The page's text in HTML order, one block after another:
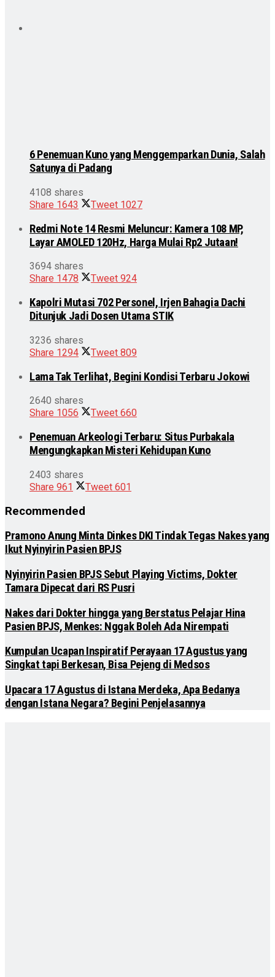
6 Penemuan Kuno yang Menggemparkan Dunia, Salah
Satunya di Padang
4108 shares
Share 1643 Tweet 1027
Redmi Note 14 Resmi Meluncur: Kamera 108 MP,
Layar AMOLED 120Hz, Harga Mulai Rp2 Jutaan!
3694 shares
Share 1478 Tweet 924
Kapolri Mutasi 702 Personel, Irjen Bahagia Dachi
Ditunjuk Jadi Dosen Utama STIK
3236 shares
Share 1294 Tweet 809
Lama Tak Terlihat, Begini Kondisi Terbaru Jokowi
2640 shares
Share 1056 Tweet 660
Penemuan Arkeologi Terbaru: Situs Purbakala
Mengungkapkan Misteri Kehidupan Kuno
2403 shares
Share 961 Tweet 601
Recommended
Pramono Anung Minta Dinkes DKI Tindak Tegas Nakes yang
Ikut Nyinyirin Pasien BPJS
Nyinyirin Pasien BPJS Sebut Playing Victims, Dokter
Tamara Dipecat dari RS Pusri
Nakes dari Dokter hingga yang Berstatus Pelajar Hina
Pasien BPJS, Menkes: Nggak Boleh Ada Nirempati
Kumpulan Ucapan Inspiratif Perayaan 17 Agustus yang
Singkat tapi Berkesan, Bisa Pejeng di Medsos
Upacara 17 Agustus di Istana Merdeka, Apa Bedanya
dengan Istana Negara? Begini Penjelasannya